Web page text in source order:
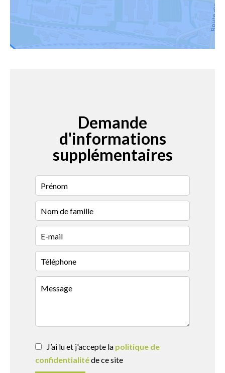
Demande
d'informations
supplémentaires
J’ai lu et j'accepte la politique de
confidentialitéde ce site